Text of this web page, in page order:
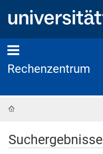
Rechenzentrum
Suchergebnisse